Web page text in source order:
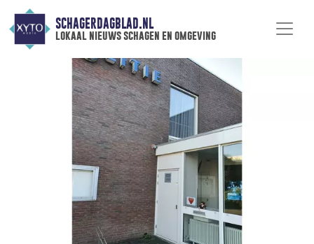
SCHAGERDAGBLAD.NL
lokaal nieuws schagen en omgeving